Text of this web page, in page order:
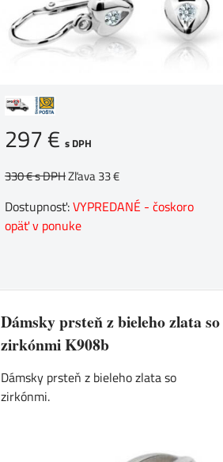
297 €s DPH
330 €s DPHZľava 33 €
Dostupnosť:VYPREDANÉ - čoskoro
opäť v ponuke
Dámsky prsteň z bieleho zlata so
zirkónmi K908b
Dámsky prsteň z bieleho zlata so
zirkónmi.